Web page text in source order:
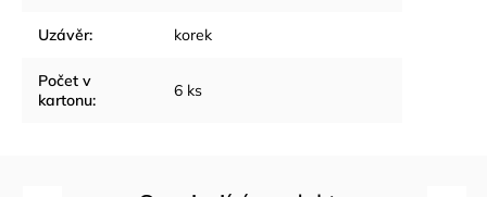
Uzávěr: korek
Počet v
kartonu: 6 ks